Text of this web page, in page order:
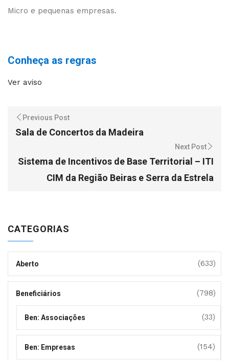
Micro e pequenas empresas.
Conheça as regras
Ver aviso
Previous Post
Sala de Concertos da Madeira
Next Post
Sistema de Incentivos de Base Territorial – ITI
CIM da Região Beiras e Serra da Estrela
CATEGORIAS
Aberto (633)
Beneficiários (798)
Ben: Associações (33)
Ben: Empresas (154)